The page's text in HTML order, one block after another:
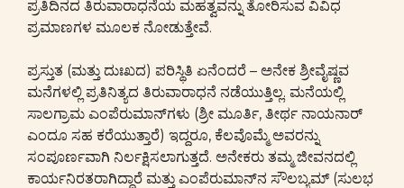
ಪ್ರತಿದಿನದ ತಿರುವಾರಾಧನೆಯ ಮಹತ್ವವನ್ನು ತೋರಿಸುವ ವಿವಿಧ
ಪ್ರಮಾಣಗಳ ಮೂಲಕ ನೋಡುತ್ತೇವೆ.
ಪ್ರಸ್ತುತ (ಮತ್ತು ದುಃಖದ) ಪರಿಸ್ಥಿತಿ ಏನೆಂದರೆ – ಅನೇಕ ಶ್ರೀವೈಷ್ಣವ
ಮನೆಗಳಲ್ಲಿ ಪ್ರತಿನಿತ್ಯದ ತಿರುವಾರಾಧನೆ ನಡೆಯುತ್ತಿಲ್ಲ. ಮನೆಯಲ್ಲಿ
ಸಾಲಗ್ರಾಮ ಎಂಪೆರುಮಾನ್‌ಗಳು (ಶ್ರೀ ಮೂರ್ತಿ, ತೀರ್ಥ ನಾಯನಾರ್
ಎಂದೂ ಸಹ ಕರೆಯುತ್ತಾರೆ) ಇದ್ದರೂ, ಕೆಲವೊಮ್ಮೆ ಅವರನ್ನು
ಸಂಪೂರ್ಣವಾಗಿ ನಿರ್ಲಕ್ಷಿಸಲಾಗುತ್ತದೆ. ಅನೇಕರು ತಮ್ಮ ಜೀವನದಲ್ಲಿ
ಕಾರ್ಯನಿರತರಾಗಿದ್ದಾರೆ ಮತ್ತು ಎಂಪೆರುಮಾನ್‌ನ ಸೌಲಬ್ಯಮ್ (ಸುಲಭ